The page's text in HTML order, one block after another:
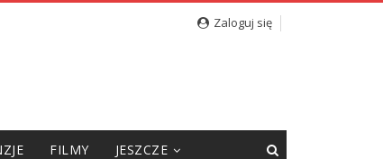
Zaloguj się
FILMY JESZCZE